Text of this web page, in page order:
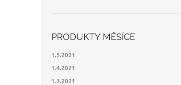
PRODUKTY MĚSÍCE
1.5.2021
1.4.2021
1.3.2021